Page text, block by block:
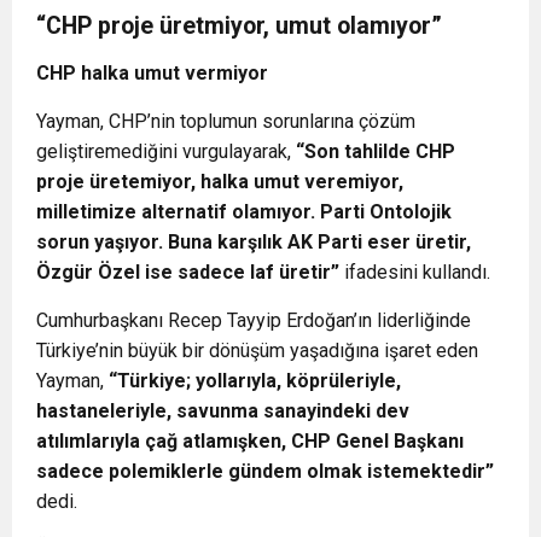
“CHP proje üretmiyor, umut olamıyor”
CHP halka umut vermiyor
Yayman, CHP’nin toplumun sorunlarına çözüm
geliştiremediğini vurgulayarak, “Son tahlilde CHP
proje üretemiyor, halka umut veremiyor,
milletimize alternatif olamıyor. Parti Ontolojik
sorun yaşıyor. Buna karşılık AK Parti eser üretir,
Özgür Özel ise sadece laf üretir” ifadesini kullandı.
Cumhurbaşkanı Recep Tayyip Erdoğan’ın liderliğinde
Türkiye’nin büyük bir dönüşüm yaşadığına işaret eden
Yayman, “Türkiye; yollarıyla, köprüleriyle,
hastaneleriyle, savunma sanayindeki dev
atılımlarıyla çağ atlamışken, CHP Genel Başkanı
sadece polemiklerle gündem olmak istemektedir”
dedi.